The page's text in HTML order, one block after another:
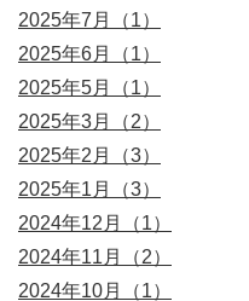
2025年7月（1）
2025年6月（1）
2025年5月（1）
2025年3月（2）
2025年2月（3）
2025年1月（3）
2024年12月（1）
2024年11月（2）
2024年10月（1）